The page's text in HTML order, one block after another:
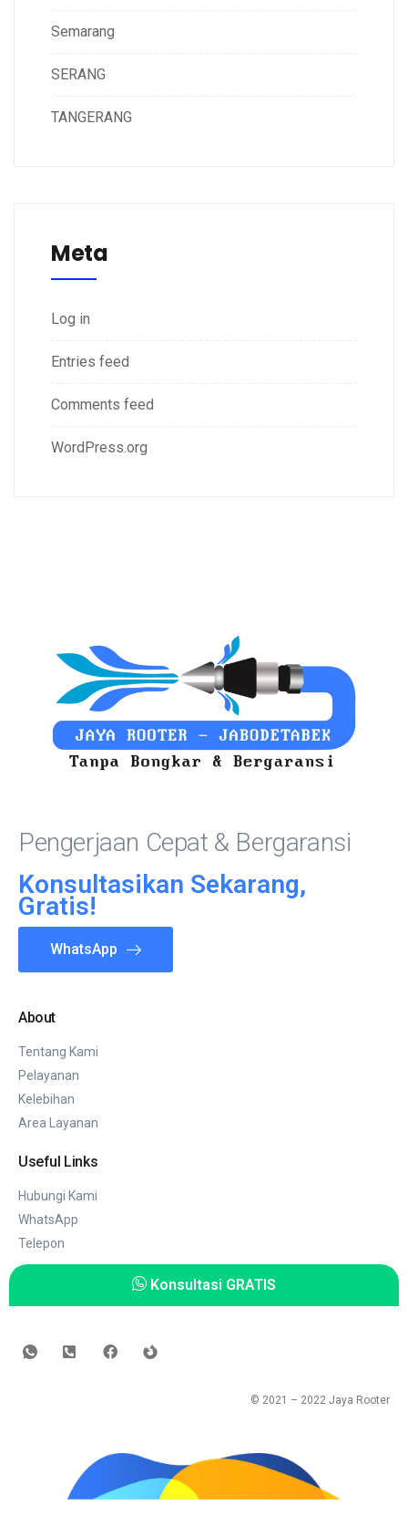
Semarang
SERANG
TANGERANG
Meta
Log in
Entries feed
Comments feed
WordPress.org
Pengerjaan Cepat & Bergaransi
Konsultasikan Sekarang,
Gratis!
WhatsApp
About
Tentang Kami
Pelayanan
Kelebihan
Area Layanan
Useful Links
Hubungi Kami
WhatsApp
Telepon
Konsultasi GRATIS
© 2021 – 2022 Jaya Rooter